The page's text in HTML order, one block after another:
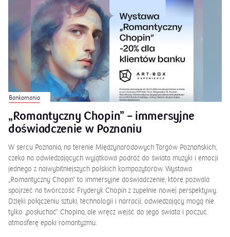
Bankomania
„Romantyczny Chopin” – immersyjne
doświadczenie w Poznaniu
W sercu Poznania, na terenie Międzynarodowych Targów Poznańskich,
czeka na odwiedzających wyjątkowa podróż do świata muzyki i emocji
jednego z najwybitniejszych polskich kompozytorów. Wystawa
„Romantyczny Chopin” to immersyjne doświadczenie, które pozwala
spojrzeć na twórczość Fryderyk Chopin z zupełnie nowej perspektywy.
Dzięki połączeniu sztuki, technologii i narracji, odwiedzający mogą nie
tylko „posłuchać” Chopina, ale wręcz wejść do jego świata i poczuć
atmosferę epoki romantyzmu.